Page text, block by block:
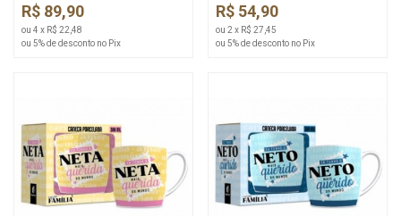
R$ 89,90
ou 4 x R$ 22,48
ou 5% de desconto no Pix
R$ 54,90
ou 2 x R$ 27,45
ou 5% de desconto no Pix